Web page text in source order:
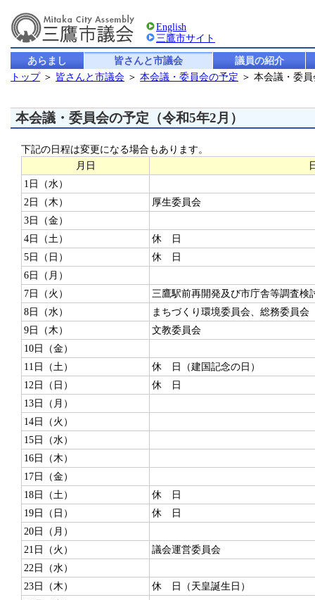
English
三鷹市サイト
あらまし 皆さんと市議会
議員の紹介
トップ＞ 皆さんと市議会 ＞ 本会議・委員会の予定 ＞ 本会議・委
本会議・委員会の予定（令和5年2月）
下記の日程は変更になる場合もあります。
月日
1日（水）
2日（木）
厚生委員会
3日（金）
4日（土）
休 日
5日（日）
休 日
6日（月）
7日（火）
三鷹駅前再開発及び市庁舎等調査検
8日（水）
まちづくり環境委員会、総務委員会
9日（木）
文教委員会
10日（金）
11日（土）
休 日（建国記念の日）
12日（日）
休 日
13日（月）
14日（火）
15日（水）
16日（木）
17日（金）
18日（土）
休 日
19日（日）
休 日
20日（月）
21日（火）
議会運営委員会
22日（水）
23日（木）
休 日（天皇誕生日）